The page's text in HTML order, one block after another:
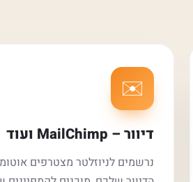
✉️
דיוור – MailChimp ועוד
נרשמים לניוזלטר מצטרפים